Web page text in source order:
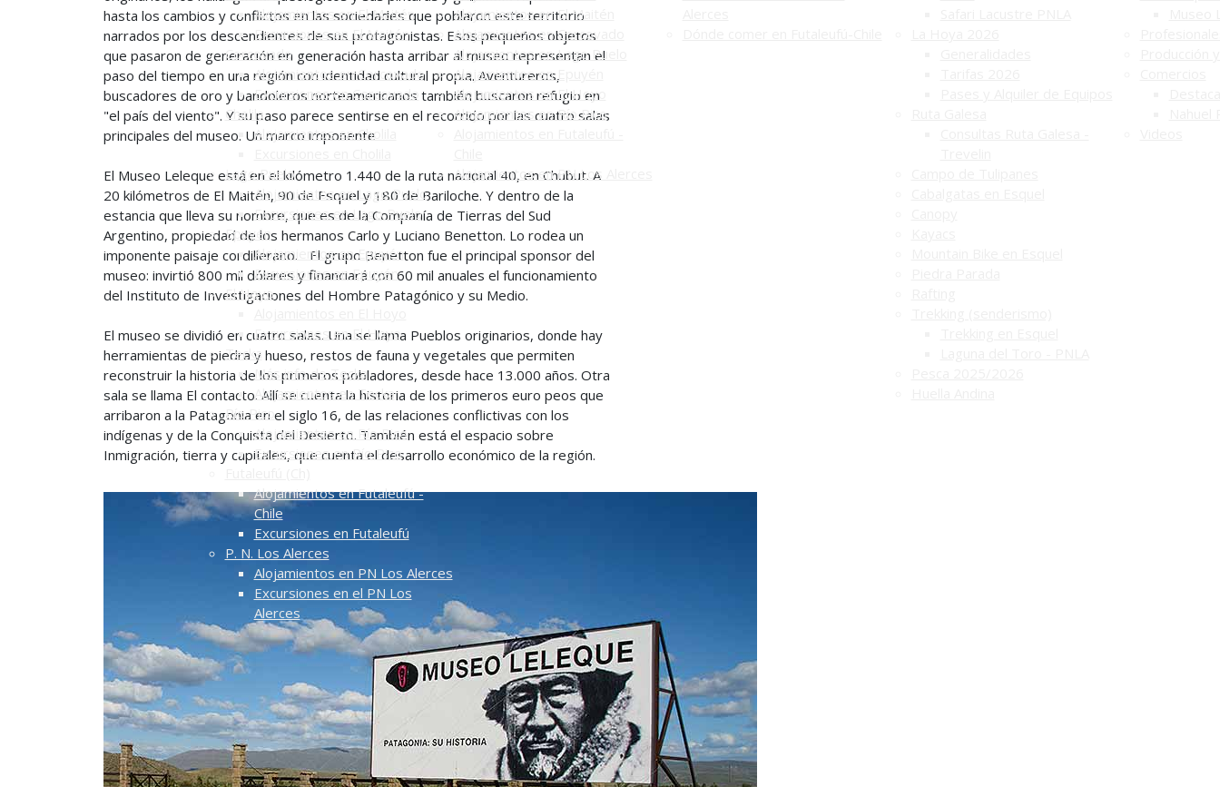
Alojamientos en El Maitén
Excursiones en El Maitén
Corcovado
Alojamientos en Corcovado
Excursiones en Corcovado
Cholila
Alojamientos en Cholila
Lago Puelo
Alojamientos en Lago Puelo
Excursiones en Lago Puelo
Epuyén
Alojamientos en Epuyén
Excursiones en Epuyén
El Hoyo
Excursiones en El Hoyo
Tecka
Más info de Tecka
Alojamientos en Tecka
Río Pico
Alojamientos en Río Pico
Excursiones en Río Pico
Alojamientos en Futaleufú -
Chile
Excursiones en Futaleufú
P. N. Los Alerces
Alojamientos en PN Los Alerces
Excursiones en el PN Los
Alerces
Alojamientos en El Maitén
Alojamientos en Corcovado
Alojamientos en Lago Puelo
Alojamientos en Epuyén
Alojamientos en El Hoyo
Alojamientos en Río Pico
Alojamientos en PN Los Alerces
hasta los cambios y conflictos en las sociedades que poblaron este territorio
narrados por los descendientes de sus protagonistas. Esos pequeños objetos
que pasaron de generación en generación hasta arribar al museo representan el
paso del tiempo en una región con identidad cultural propia. Aventureros,
buscadores de oro y bandoleros norteamericanos también buscaron refugio en
"el país del viento". Y su paso parece sentirse en el recorrido por las cuatro salas
principales del museo. Un marco imponente
El Museo Leleque está en el kilómetro 1.440 de la ruta nacional 40, en Chubut. A
20 kilómetros de El Maitén, 90 de Esquel y 180 de Bariloche. Y dentro de la
estancia que lleva su nombre, que es de la Companía de Tierras del Sud
Argentino, propiedad de los hermanos Carlo y Luciano Benetton. Lo rodea un
imponente paisaje cordillerano. El grupo Benetton fue el principal sponsor del
museo: invirtió 800 mil dólares y financiará con 60 mil anuales el funcionamiento
del Instituto de Investigaciones del Hombre Patagónico y su Medio.
El museo se dividió en cuatro salas. Una se llama Pueblos originarios, donde hay
herramientas de piedra y hueso, restos de fauna y vegetales que permiten
reconstruir la historia de los primeros pobladores, desde hace 13.000 años. Otra
sala se llama El contacto. Allí se cuenta la historia de los primeros euro peos que
arribaron a la Patagonia en el siglo 16, de las relaciones conflictivas con los
indígenas y de la Conquista del Desierto. También está el espacio sobre
Inmigración, tierra y capitales, que cuenta el desarrollo económico de la región.